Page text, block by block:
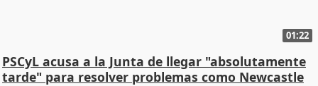
01:22
PSCyL acusa a la Junta de llegar "absolutamente
tarde" para resolver problemas como Newcastle